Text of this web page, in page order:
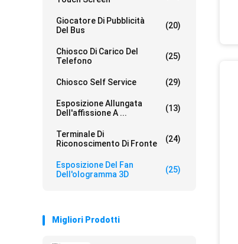
Giocatore Di Pubblicità
Del Bus
(20)
Chiosco Di Carico Del
Telefono
(25)
Chiosco Self Service (29)
Esposizione Allungata
Dell'affissione A ...
(13)
Terminale Di
Riconoscimento Di Fronte
(24)
Esposizione Del Fan
Dell'ologramma 3D
(25)
Migliori Prodotti